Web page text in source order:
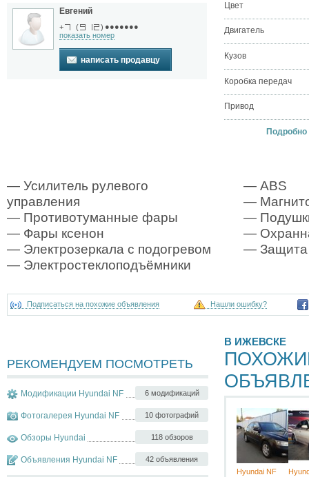
Евгений
+ ( ) ●●●●●●●
показать номер
написать продавцу
Цвет
Двигатель
Кузов
Коробка передач
Привод
Подробно
— Усилитель рулевого
управления
— Противотуманные фары
— Фары ксенон
— Электрозеркала с подогревом
— Электростеклоподъёмники
— ABS
—
—
—
— Защита
Подписаться на похожие объявления Нашли ошибку?
РЕКОМЕНДУЕМ ПОСМОТРЕТЬ
6 модификаций
Модификации Hyundai NF
10 фотографий
Фотогалерея Hyundai NF
118 обзоров
Обзоры Hyundai
42 объявления
Объявления Hyundai NF
В ИЖЕВСКЕ
Hyundai NF